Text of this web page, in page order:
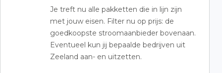
Je treft nu alle pakketten die in lijn zijn
met jouw eisen. Filter nu op prijs: de
goedkoopste stroomaanbieder bovenaan.
Eventueel kun jij bepaalde bedrijven uit
Zeeland aan- en uitzetten.